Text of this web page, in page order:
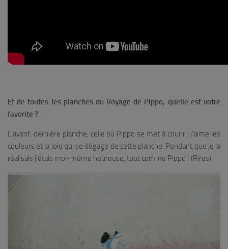
Et de toutes les planches du Voyage de Pippo, quelle est votre
favorite ?
L’avant-dernière planche, celle où Pippo se met à courir : j’aime les
couleurs et la joie qui se dégage de cette planche. Pendant que je la
réalisais j’étais moi-même heureuse, tout comme Pippo ! (Rires)